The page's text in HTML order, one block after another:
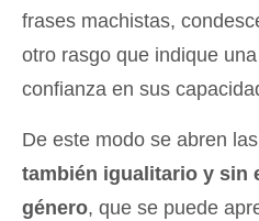
frases machistas,
otro rasgo que indique
confianza en sus
De este modo se abren
también igualitario y sin
género, que se puede